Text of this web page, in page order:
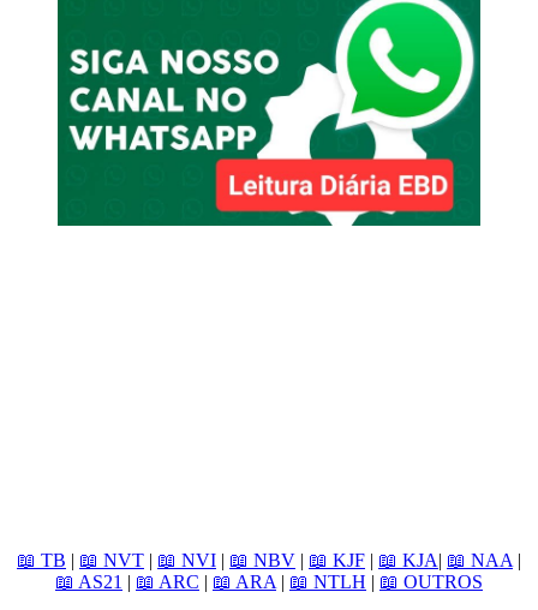
📖 TB | 📖 NVT | 📖 NVI | 📖 NBV | 📖 KJF | 📖 KJA| 📖 NAA |
📖 AS21 | 📖 ARC | 📖 ARA | 📖 NTLH | 📖 OUTROS